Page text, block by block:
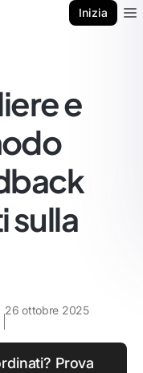
Inizia
e
sulla
26 ottobre 2025
Prova